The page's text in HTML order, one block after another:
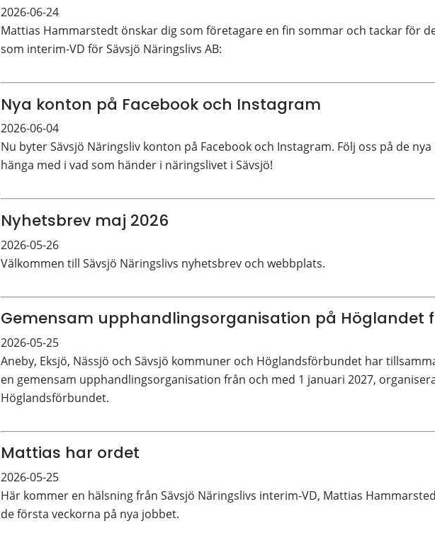
2026-06-24
Mattias Hammarstedt önskar dig som företagare en fin sommar och tackar för
som interim-VD för Sävsjö Näringslivs AB:
Nya konton på Facebook och Instagram
2026-06-04
Nu byter Sävsjö Näringsliv konton på Facebook och Instagram. Följ oss på de
hänga med i vad som händer i näringslivet i Sävsjö!
Nyhetsbrev maj 2026
2026-05-26
Välkommen till Sävsjö Näringslivs nyhetsbrev och webbplats.
Gemensam upphandlingsorganisation på Höglandet
2026-05-25
Aneby, Eksjö, Nässjö och Sävsjö kommuner och Höglandsförbundet har
en gemensam upphandlingsorganisation från och med 1 januari 2027,
Höglandsförbundet.
Mattias har ordet
2026-05-25
Här kommer en hälsning från Sävsjö Näringslivs interim-VD, Mattias
de första veckorna på nya jobbet.